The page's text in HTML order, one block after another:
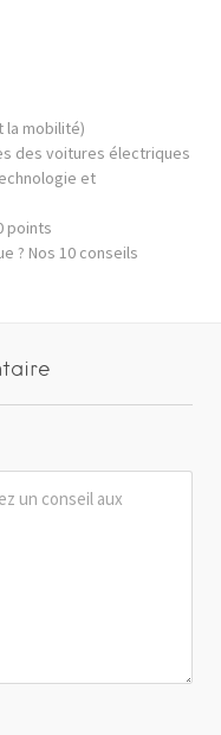
la mobilité)
des voitures électriques
et
points
? Nos 10 conseils